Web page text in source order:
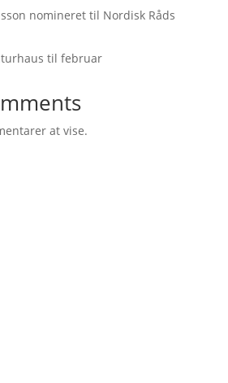
nomineret til Nordisk Råds
til februar
at vise.